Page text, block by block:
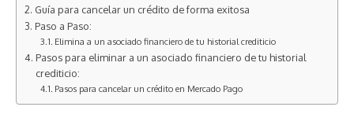
Guía para cancelar un crédito de forma exitosa
Paso a Paso:
Elimina a un asociado financiero de tu historial crediticio
Pasos para eliminar a un asociado financiero de tu historial
crediticio:
Pasos para cancelar un crédito en Mercado Pago